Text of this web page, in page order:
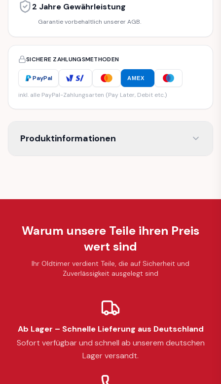
2 Jahre Gewährleistung
Garantie vorbehaltlich unserer AGB.
SICHERE ZAHLUNGSMETHODEN
PayPal AMEX
inkl. alle PayPal-Zahlungsarten (Pay Later, Debit etc.)
Produktinformationen
Warum unsere Teile ihren Preis
wert sind
Ihr Oldtimer verdient Teile, die auf Sicherheit und
Zuverlässigkeit ausgelegt sind
Ab Lager – Schnelle Lieferung aus Deutschland
Sofort verfügbar und schnell ab unserem deutschen
Lager versandt.